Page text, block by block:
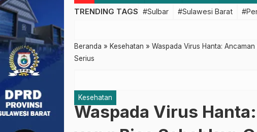
TRENDING TAGS #Sulbar #Sulawesi Barat
Beranda » Kesehatan » Waspada Virus Hanta:
Serius
Kesehatan
Waspada Virus